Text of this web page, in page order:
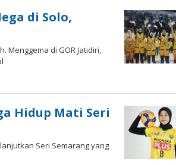
di Solo,
di GOR Jatidiri,
Hidup Mati Seri
Seri Semarang yang